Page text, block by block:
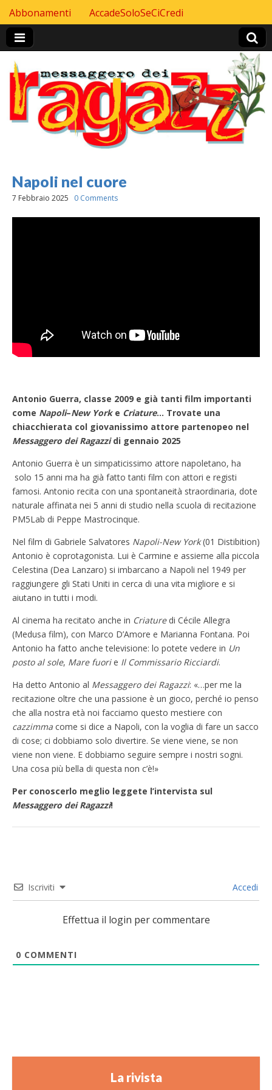
Header Top menu
Skip to content
Abbonamenti AccadeSoloSeCiCredi
Napoli nel cuore
7 Febbraio 2025 0 Comments
Antonio Guerra, classe 2009 e già tanti film importanti
come Napoli–New Yorke Criature… Trovate una
chiacchierata col giovanissimo attore partenopeo nel
Messaggero dei Ragazzidi gennaio 2025
Antonio Guerra è un simpaticissimo attore napoletano, ha
solo 15 anni ma ha già fatto tanti film con attori e registi
famosi. Antonio recita con una spontaneità straordinaria, dote
naturale affinata nei 5 anni di studio nella scuola di recitazione
PM5Lab di Peppe Mastrocinque.
Nel film di Gabriele Salvatores Napoli-New York(01 Distibition)
Antonio è coprotagonista. Lui è Carmine e assieme alla piccola
Celestina (Dea Lanzaro) si imbarcano a Napoli nel 1949 per
raggiungere gli Stati Uniti in cerca di una vita migliore e si
aiutano in tutti i modi.
Al cinema ha recitato anche in Criaturedi Cécile Allegra
(Medusa film), con Marco D’Amore e Marianna Fontana. Poi
Antonio ha fatto anche televisione: lo potete vedere in Un
posto al sole, Mare fuorie Il Commissario Ricciardi.
Ha detto Antonio al Messaggero dei Ragazzi: «…per me la
recitazione oltre che una passione è un gioco, perché io penso
che alla nostra età noi facciamo questo mestiere con
cazzimma come si dice a Napoli, con la voglia di fare un sacco
di cose; ci dobbiamo solo divertire. Se viene viene, se non
viene non viene. E dobbiamo seguire sempre i nostri sogni.
Una cosa più bella di questa non c’è!»
Per conoscerlo meglio leggete l’intervista sul
Messaggero dei Ragazzi!
Iscriviti Accedi
Effettua il login per commentare
0 COMMENTI
La rivista